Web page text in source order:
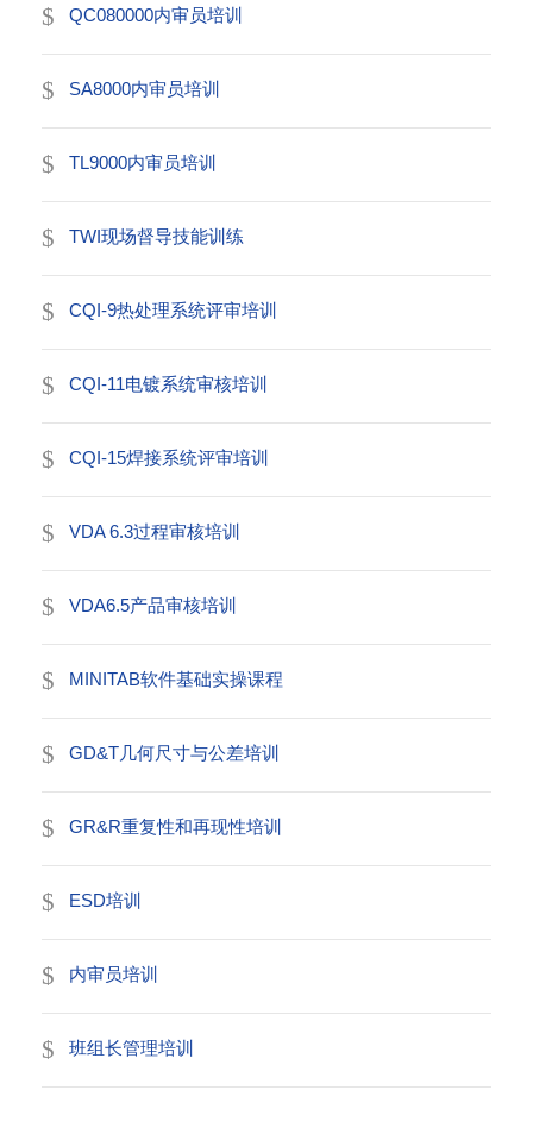
QC080000内审员培训
SA8000内审员培训
TL9000内审员培训
TWI现场督导技能训练
CQI-9热处理系统评审培训
CQI-11电镀系统审核培训
CQI-15焊接系统评审培训
VDA 6.3过程审核培训
VDA6.5产品审核培训
MINITAB软件基础实操课程
GD&T几何尺寸与公差培训
GR&R重复性和再现性培训
ESD培训
内审员培训
班组长管理培训